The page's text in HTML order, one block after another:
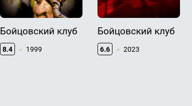
Бойцовский клуб
8.4 1999
Бойцовский клуб
6.6 2023